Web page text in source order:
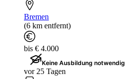
Bremen
(6 km entfernt)
bis € 4.000
Keine Ausbildung notwendig
vor 25 Tagen